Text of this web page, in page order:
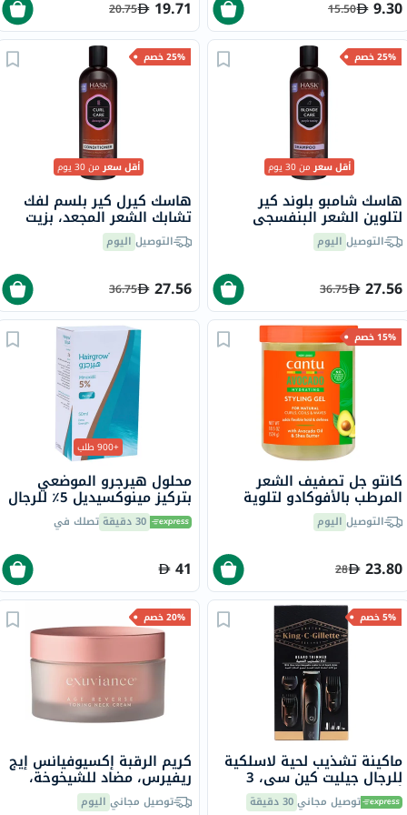
9.30
15.50
19.71
20.75
25% خصم
أقل سعرمن 30 يوم
هاسك شامبو بلوند كير
لتلوين الشعر البنفسجي
لجميع درجات اللون الأشقر
355 ملالتوصيل اليوم
27.56
36.75
25% خصم
أقل سعرمن 30 يوم
هاسك كيرل كير بلسم لفك
تشابك الشعر المجعد، بزيت
جوز الهند وزيت الأرغان
وفيتامين هـ، 355 مل
التوصيل اليوم
27.56
36.75
15% خصم
كانتو جل تصفيف الشعر
المرطب بالأفوكادو لتلوية
الشعر الطبيعي والملفات
والشمع 524 جرام
التوصيل اليوم
23.80
28
+900 طلب
محلول هيرجرو الموضعي
بتركيز مينوكسيديل 5٪ للرجال
50 مل 30 دقيقة تصلك في
41
5% خصم
ماكينة تشذيب لحية لاسلكية
للرجال جيليت كين سي، 3
أمشاطتوصيل مجاني30 دقيقة
20% خصم
كريم الرقبة إكسيوفيانس إيج
ريفيرس، مضاد للشيخوخة،
125 جرامتوصيل مجاني اليوم